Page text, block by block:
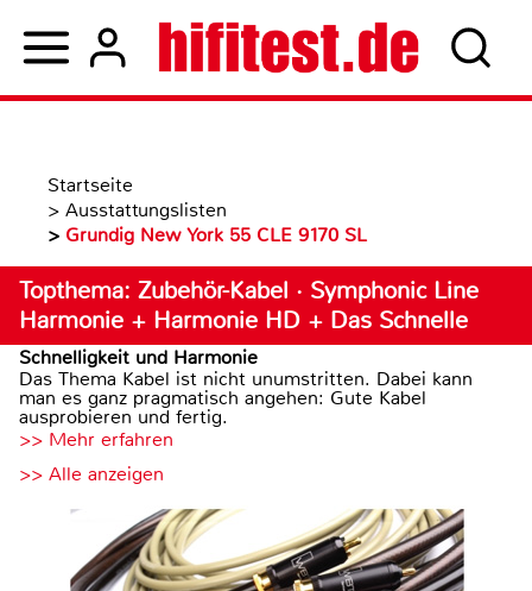
Startseite
> Ausstattungslisten
> Grundig New York 55 CLE 9170 SL
Topthema: Zubehör-Kabel · Symphonic Line
Harmonie + Harmonie HD + Das Schnelle
Schnelligkeit und Harmonie
Das Thema Kabel ist nicht unumstritten. Dabei kann
man es ganz pragmatisch angehen: Gute Kabel
ausprobieren und fertig.
>> Mehr erfahren
>> Alle anzeigen